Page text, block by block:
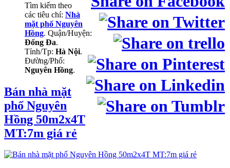
Tìm kiếm theo
các tiêu chí: Nhà
mặt phố Nguyên
Hồng. Quận/Huyện:
Đống Đa.
Tỉnh/Tp: Hà Nội.
Đường/Phố:
Nguyên Hồng.
Bán nhà mặt
phố Nguyên
Hồng 50m2x4T
MT:7m giá rẻ